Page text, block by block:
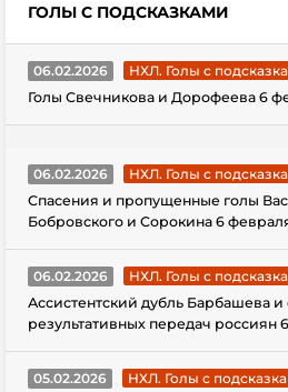
ГОЛЫ С ПОДСКАЗКАМИ
06.02.2026
НХЛ. Голы с
Голы Свечникова и Дорофеева 6
06.02.2026
НХЛ. Голы с
Спасения и пропущенные голы
Бобровского и Сорокина 6
06.02.2026
НХЛ. Голы с
Ассистентский дубль Барбашева
результативных передач россиян
05.02.2026
НХЛ. Голы с